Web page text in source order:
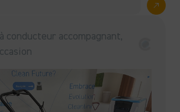
conducteur accompagnant,